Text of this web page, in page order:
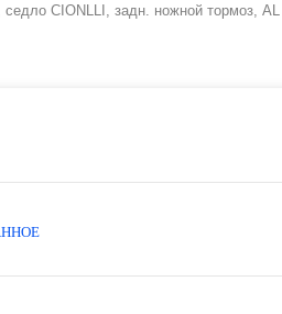
CIONLLI, задн. ножной тормоз,